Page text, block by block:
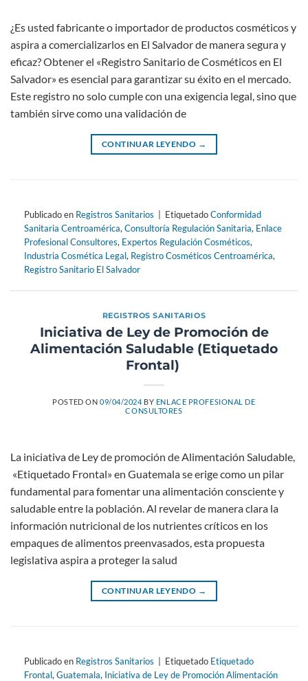
¿Es usted fabricante o importador de productos cosméticos y
aspira a comercializarlos en El Salvador de manera segura y
eficaz? Obtener el «Registro Sanitario de Cosméticos en El
Salvador» es esencial para garantizar su éxito en el mercado.
Este registro no solo cumple con una exigencia legal, sino que
también sirve como una validación de
CONTINUAR LEYENDO →
Publicado en Registros Sanitarios EtiquetadoConformidad
Sanitaria Centroamérica, Consultoría Regulación Sanitaria, Enlace
Profesional Consultores, Expertos Regulación Cosméticos,
Industria Cosmética Legal, Registro Cosméticos Centroamérica,
Registro Sanitario El Salvador
REGISTROS SANITARIOS
Iniciativa de Ley de Promoción de
Alimentación Saludable (Etiquetado
Frontal)
POSTED ON 09/04/2024 BY ENLACE PROFESIONAL DE
CONSULTORES
La iniciativa de Ley de promoción de Alimentación Saludable,
«Etiquetado Frontal» en Guatemala se erige como un pilar
fundamental para fomentar una alimentación consciente y
saludable entre la población. Al revelar de manera clara la
información nutricional de los nutrientes críticos en los
empaques de alimentos preenvasados, esta propuesta
legislativa aspira a proteger la salud
CONTINUAR LEYENDO →
Publicado en Registros Sanitarios Etiquetado Etiquetado
Frontal, Guatemala, Iniciativa de Ley de Promoción Alimentación